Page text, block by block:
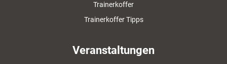
Trainerkoffer
Trainerkoffer Tipps
Veranstaltungen